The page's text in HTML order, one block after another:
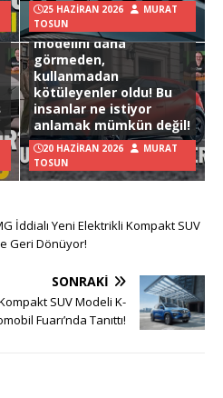
25 HAZIRAN 2026
MURAT
TOSUN
Hyundai Ioniq 3
modelini daha
görmeden,
kullanmadan
kötüleyenler oldu! Bu
insanlar ne istiyor
anlamak mümkün değil!
20 HAZIRAN 2026
MURAT
TOSUN
İddialı Yeni Elektrikli Kompakt SUV
Geri Dönüyor!
SONRAKI
SUV Modeli K-
Fuarı’nda Tanıttı!